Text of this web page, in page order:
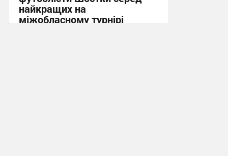
найкращих на
міжобласному турнірі